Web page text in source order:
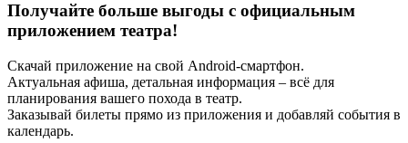
Получайте больше выгоды с официальным
приложением театра!
Скачай приложение на свой Android-смартфон.
Актуальная афиша, детальная информация – всё для
планирования вашего похода в театр.
Заказывай билеты прямо из приложения и добавляй события в
календарь.